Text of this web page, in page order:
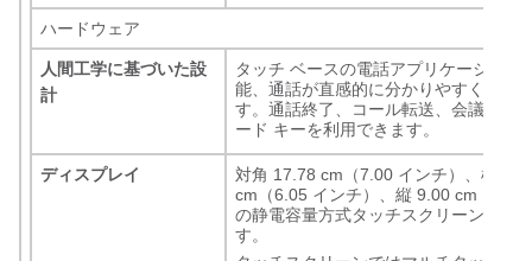
ハードウェア
人間工学に基づいた設
計
タッチ ベースの電話アプリケーション
能、通話が直感的に分かりやすく配置
す。通話終了、コール転送、会議、保
ード キーを利用できます。
ディスプレイ
対角 17.78 cm（7.00 インチ）、横
cm（6.05 インチ）、縦 9.00 cm（3.43
の静電容量方式タッチスクリーンを搭
す。